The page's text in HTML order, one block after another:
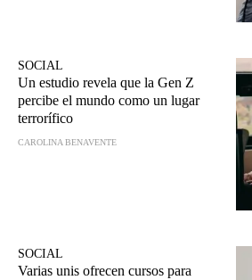
SOCIAL
Un estudio revela que la Gen Z
percibe el mundo como un lugar
terrorífico
CAROLINA BENAVENTE
SOCIAL
Varias unis ofrecen cursos para